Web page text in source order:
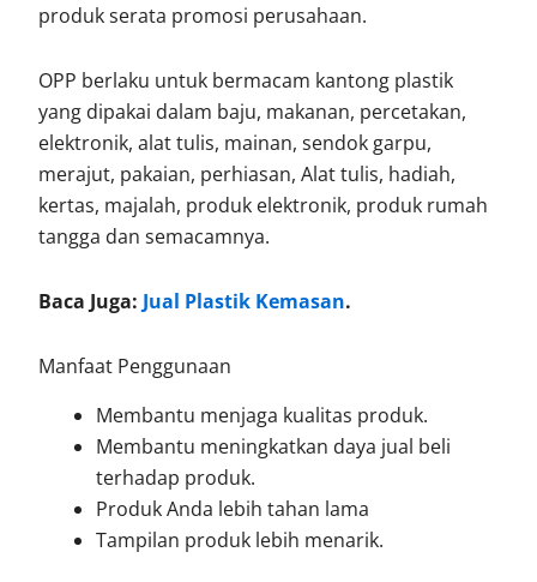
produk serata promosi perusahaan.
OPP berlaku untuk bermacam kantong plastik
yang dipakai dalam baju, makanan, percetakan,
elektronik, alat tulis, mainan, sendok garpu,
merajut, pakaian, perhiasan, Alat tulis, hadiah,
kertas, majalah, produk elektronik, produk rumah
tangga dan semacamnya.
Baca Juga: Jual Plastik Kemasan.
Manfaat Penggunaan
Membantu menjaga kualitas produk.
Membantu meningkatkan daya jual beli
terhadap produk.
Produk Anda lebih tahan lama
Tampilan produk lebih menarik.